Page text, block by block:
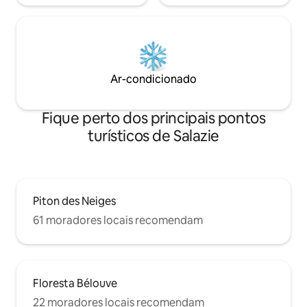
Ar-condicionado
Fique perto dos principais pontos
turísticos de Salazie
Piton des Neiges
61 moradores locais recomendam
Floresta Bélouve
22 moradores locais recomendam